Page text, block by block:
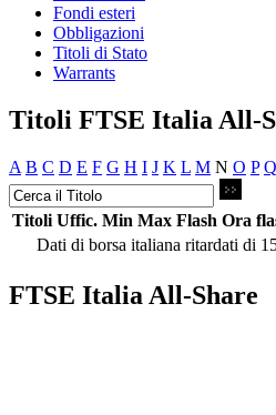
Fondi esteri
Obbligazioni
Titoli di Stato
Warrants
Titoli FTSE Italia All-
A B C D E F G H I J K L M N O P Q
Titoli Uffic. Min Max Flash Ora
Dati di borsa italiana ritardati di
FTSE Italia All-Share